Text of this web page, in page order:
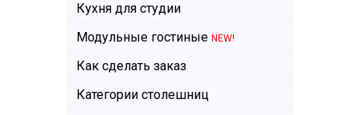
Кухня для студии
Модульные гостиные NEW!
Как сделать заказ
Категории столешниц